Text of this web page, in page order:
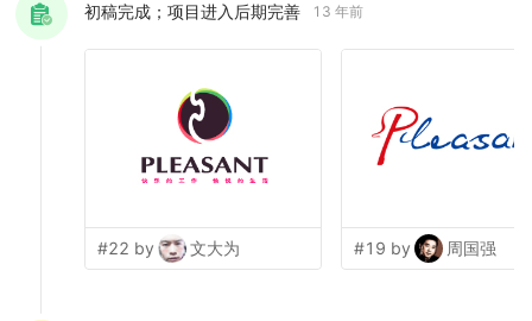
初稿完成；项目进入后期完善 13 年前
#22 by 文大为 #19 by 周国强